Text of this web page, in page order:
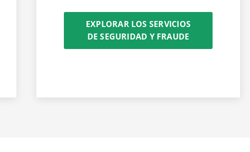
EXPLORAR LOS SERVICIOS
DE SEGURIDAD Y FRAUDE